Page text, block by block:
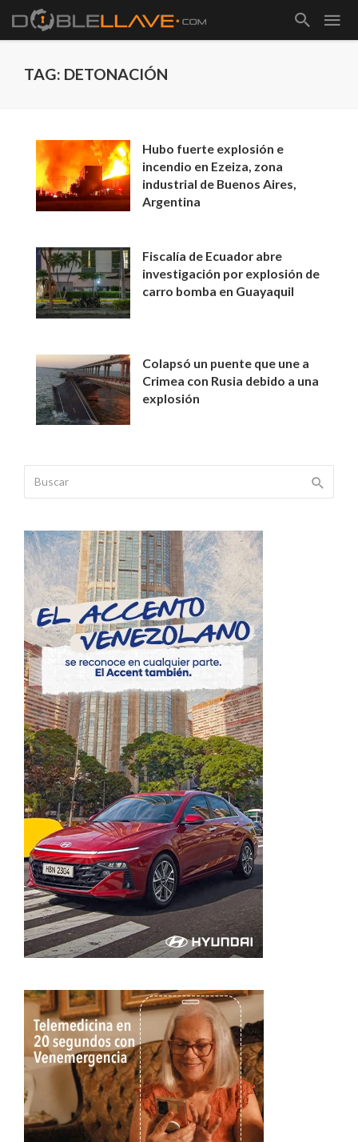
TAG: DETONACIÓN
Hubo fuerte explosión e
incendio en Ezeiza, zona
industrial de Buenos Aires,
Argentina
Fiscalía de Ecuador abre
investigación por explosión de
carro bomba en Guayaquil
Colapsó un puente que une a
Crimea con Rusia debido a una
explosión